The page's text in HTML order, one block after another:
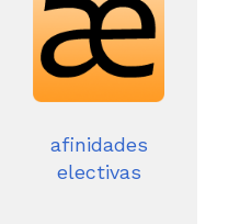
afinidades
electivas